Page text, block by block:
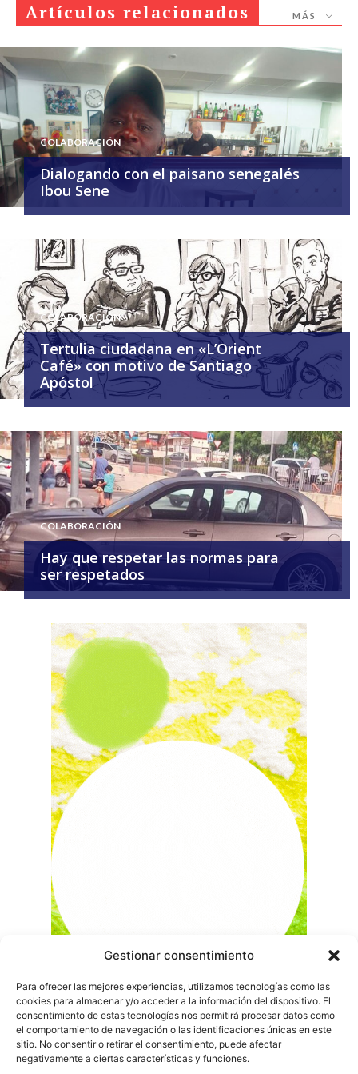
Gestionar consentimiento
Para ofrecer las mejores experiencias, utilizamos tecnologías como las
cookies para almacenar y/o acceder a la información del dispositivo. El
consentimiento de estas tecnologías nos permitirá procesar datos como
el comportamiento de navegación o las identificaciones únicas en este
sitio. No consentir o retirar el consentimiento, puede afectar
negativamente a ciertas características y funciones.
Artículos relacionados MÁS
COLABORACIÓN
Dialogando con el paisano senegalés
Ibou Sene
COLABORACIÓN
Tertulia ciudadana en «L’Orient
Café» con motivo de Santiago
Apóstol
COLABORACIÓN
Hay que respetar las normas para
ser respetados